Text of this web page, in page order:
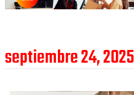
septiembre 24, 2025